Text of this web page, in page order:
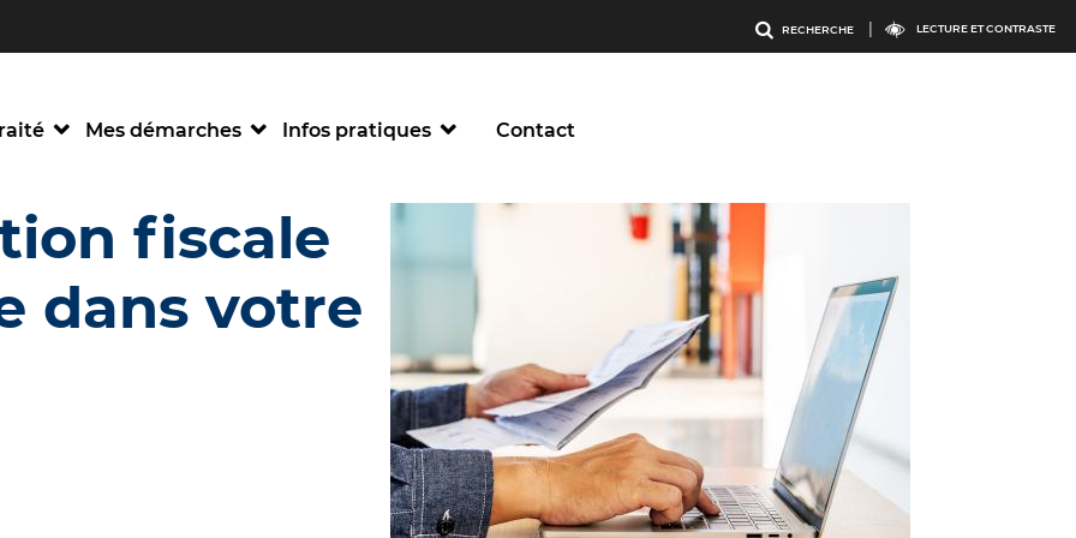
Menu
RECHERCHE LECTURE ET CONTRASTE
Mes démarches Infos pratiques Contact
fiscale
dans votre